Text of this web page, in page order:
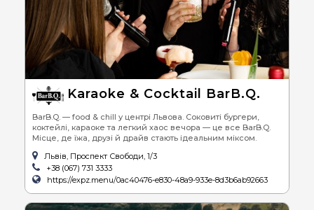
Karaoke & Cocktail BarB.Q.
BarB.Q. — food & chill у центрі Львова. Соковиті бургери,
коктейлі, караоке та легкий хаос вечора — це все BarB.Q.
Місце, де їжа, друзі й драйв стають ідеальним міксом.
Львів, Проспект Свободи, 1/3
+38 (067) 731 3333
https://expz.menu/0ac40476-e830-48a9-933e-8d3b6ab92663